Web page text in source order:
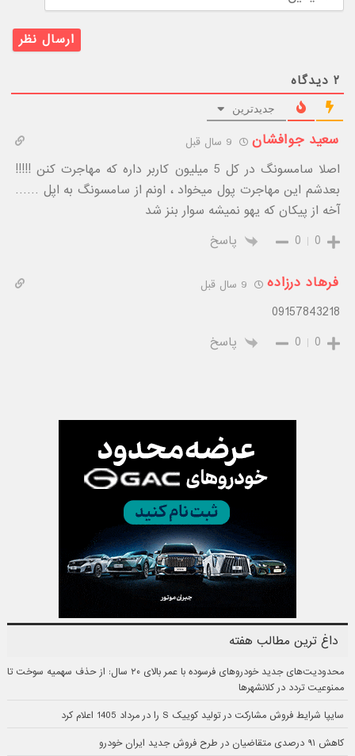
۲ دیدگاه
جدیدترین
سعید جوافشان
اصلا سامسونگ در کل 5 میلیون کاربر داره که مهاجرت کنن !!!!!
بعدشم این مهاجرت پول میخواد ، اونم از سامسونگ به اپل ……
آخه از پیکان که یهو نمیشه سوار بنز شد
0
0 پاسخ
فرهاد درزاده
09157843218
0
0 پاسخ
داغ ترین مطالب هفته
محدودیت‌های جدید خودروهای فرسوده با عمر بالای ۲۰ سال: از حذف سهمیه سوخت تا
ممنوعیت تردد در کلانشهرها
سایپا شرایط فروش مشارکت در تولید کوییک S را در مرداد 1405 اعلام کرد
کاهش ۹۱ درصدی متقاضیان در طرح فروش جدید ایران خودرو